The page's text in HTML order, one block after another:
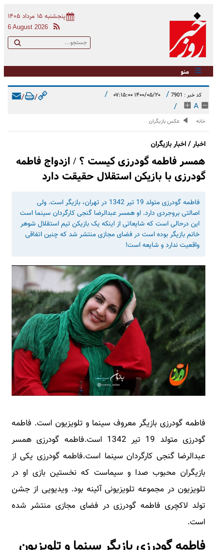
پنجشنبه ۱۵ مرداد ۱۴۰۵
6 August 2026
منو
کد خبر : 7901 / ۱۴۰۰/۰۵/۲۰ ۰۷:۱۵:۰۰ /
A
/
/
/
خانه عکس بازیگران
اخبار / اخبار بازیگران
همسر فاطمه گودرزی کیست ؟ / ازدواج فاطمه
گودرزی با بازیکن استقلال حقیقت دارد
فاطمه گودرزی متولد 19 تیر 1342 در تهران، بازیگر است. ولی
اصالتی بروجردی دارد. او همسر عبدالرضا گنجی کارگردان سینما است
این درحالی است که شایعاتی از اینکه یک بازیکن تیم استقلال شوهر
خانم بازیگر بوده است در فضای مجازی منتشر شد که چنین اتفاقی
واقعیت ندارد و شایعه است!
فاطمه گودرزی بازیگر معروف سینما و تلویزیون است. فاطمه
گودرزی متولد 19 تیر 1342 است.فاطمه گودرزی همسر
عبدالرضا گنجی کارگردان سینما است.فاطمه گودرزی یکی از
بازیگران محبوب صدا و سیماست که نخستین بازی او در
تلویزیون در مجموعه تلویزیونی آئینه بود. ویدیویی از جشن
تولد لاکچری فاطمه گودرزی در فضای مجازی منتشر شده
است.